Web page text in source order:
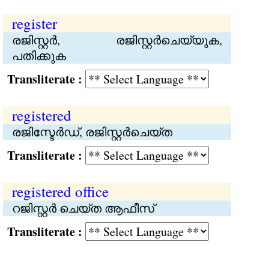
register
രജിസ്റ്റര്‍, രജിസ്റ്റര്‍ചെയ്യുക,
പതിക്കുക
:
registered
രജിസ്ടേര്‍ഡ്, രജിസ്റ്റര്‍ചെയ്ത
:
registered office
റജിസ്റ്റര്‍ ചെയ്ത ആഫീസ്
: